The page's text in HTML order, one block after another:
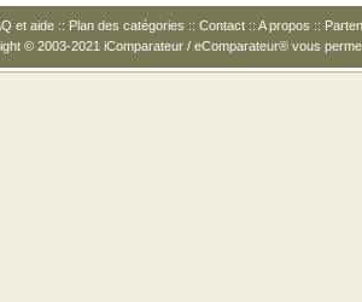
et aide :: Plan des catégories :: Contact :: A propos ::
© 2003-2021 iComparateur / eComparateur® vous